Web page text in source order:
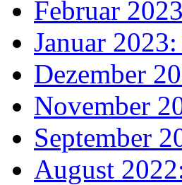
Februar
Januar
Dezember
November
September
August